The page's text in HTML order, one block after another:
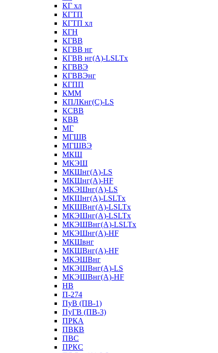
КГ хл
КГТП
КГТП хл
КГН
КГВВ
КГВВ нг
КГВВ нг(А)-LSLTx
КГВВЭ
КГВВЭнг
КГПП
КММ
КПЛКнг(C)-LS
КСВВ
КВВ
МГ
МГШВ
МГШВЭ
МКШ
МКЭШ
МКШнг(А)-LS
МКШнг(А)-HF
МКЭШнг(А)-LS
МКШнг(А)-LSLTx
МКШВнг(A)-LSLTx
МКЭШнг(А)-LSLTx
МКЭШВнг(A)-LSLTx
МКЭШнг(А)-HF
МКШвнг
МКШВнг(А)-HF
МКЭШВнг
МКЭШВнг(А)-LS
МКЭШВнг(А)-HF
НВ
П-274
ПуВ (ПВ-1)
ПуГВ (ПВ-3)
ПРКА
ПВКВ
ПВС
ПРКС